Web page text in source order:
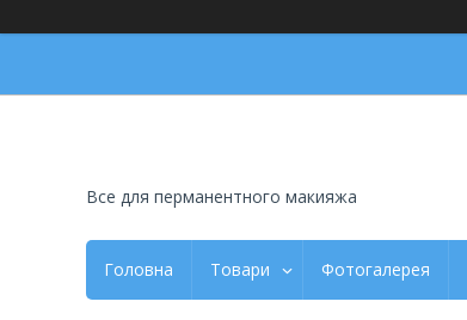
Все для перманентного макияжа
Головна Товари Фотогалерея